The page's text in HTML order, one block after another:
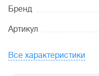
Бренд
Артикул
Все характеристики